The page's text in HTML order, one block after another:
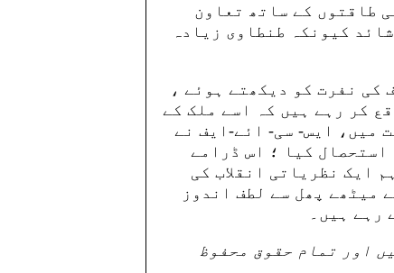
40 سال سے مغربی طاقتوں کے ساتھ تعاون
کیونکہ طنطاوی زیادہ
کی نفرت کو دیکھتے ہوئے ،
کر رہے ہیں کہ اسے ملک کے
میں، ایس- سی- ائے-ایف نے
استحصال کیا ؛ اس ڈرامے
ایک نظریاتی انقلاب کی
میٹھے پھل سے لطف اندوز
رہے ہیں۔
اور تمام حقوق محفوظ